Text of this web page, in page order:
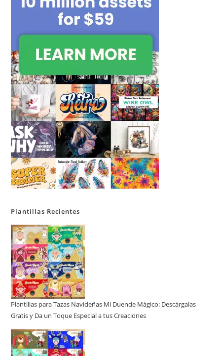
Plantillas Recientes
Plantillas para Tazas Navideñas Mi Duende Mágico: Descárgalas
Gratis y Da un Toque Especial a tus Creaciones